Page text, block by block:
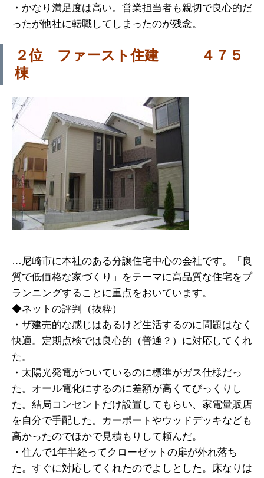
・かなり満足度は高い。営業担当者も親切で良心的だ
ったが他社に転職してしまったのが残念。
２位 ファースト住建 ４７５
棟
…尼崎市に本社のある分譲住宅中心の会社です。「良
質で低価格な家づくり」をテーマに高品質な住宅をプ
ランニングすることに重点をおいています。
◆ネットの評判（抜粋）
・ザ建売的な感じはあるけど生活するのに問題はなく
快適。定期点検では良心的（普通？）に対応してくれ
た。
・太陽光発電がついているのに標準がガス仕様だっ
た。オール電化にするのに差額が高くてびっくりし
た。結局コンセントだけ設置してもらい、家電量販店
を自分で手配した。カーポートやウッドデッキなども
高かったのでほかで見積もりして頼んだ。
・住んで1年半経ってクローゼットの扉が外れ落ち
た。すぐに対応してくれたのでよしとした。床なりは